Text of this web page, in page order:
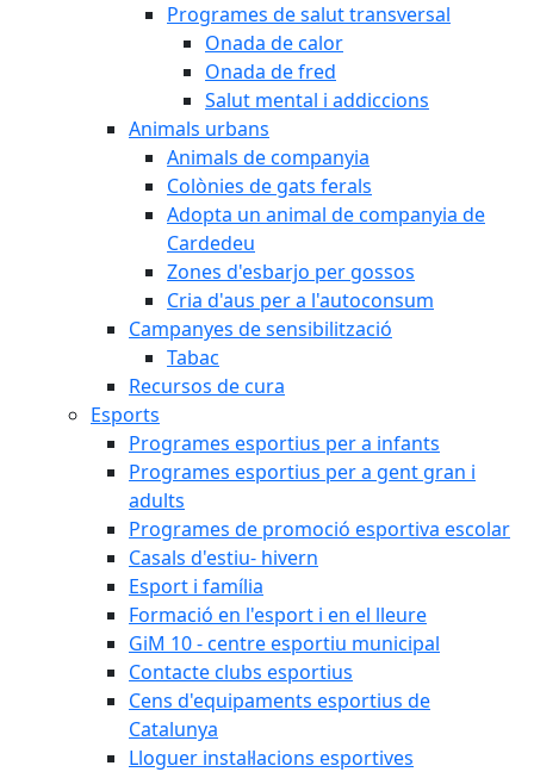
Programes de salut transversal
Onada de calor
Onada de fred
Salut mental i addiccions
Animals urbans
Animals de companyia
Colònies de gats ferals
Adopta un animal de companyia de
Cardedeu
Zones d'esbarjo per gossos
Cria d'aus per a l'autoconsum
Campanyes de sensibilització
Tabac
Recursos de cura
Esports
Programes esportius per a infants
Programes esportius per a gent gran i
adults
Programes de promoció esportiva escolar
Casals d'estiu- hivern
Esport i família
Formació en l'esport i en el lleure
GiM 10 - centre esportiu municipal
Contacte clubs esportius
Cens d'equipaments esportius de
Catalunya
Lloguer instal·lacions esportives